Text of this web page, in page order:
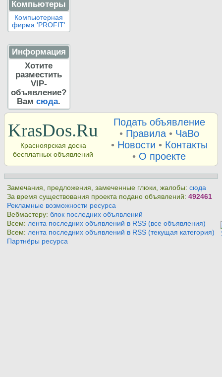
Компьютеры
Компьютерная
фирма 'PROFIT'
Информация
Хотите
разместить
VIP-
объявление?
Вамсюда.
KrasDos.Ru
Красноярская доска
бесплатных объявлений
Подать объявление
• Правила• ЧаВо
• Новости • Контакты
• О проекте
Замечания, предложения, замеченные глюки, жалобы:сюда
За время существования проекта подано объявлений:492461
Рекламные возможности ресурса
Вебмастеру:блок последних объявлений
Всем: лента последних объявлений в RSS (все объявления)
Всем: лента последних объявлений в RSS (текущая категория)
Партнёры ресурса